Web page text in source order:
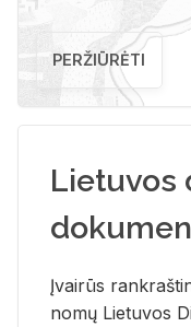
PERŽIŪRĖTI
Lietuvos
Įvai­rūs
no­mų Lie­tu­vos